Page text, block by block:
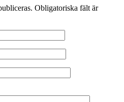
Obligatoriska fält är